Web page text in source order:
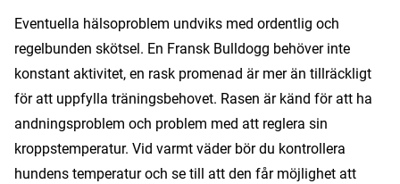
Eventuella hälsoproblem undviks med ordentlig och
regelbunden skötsel. En Fransk Bulldogg behöver inte
konstant aktivitet, en rask promenad är mer än tillräckligt
för att uppfylla träningsbehovet. Rasen är känd för att ha
andningsproblem och problem med att reglera sin
kroppstemperatur. Vid varmt väder bör du kontrollera
hundens temperatur och se till att den får möjlighet att